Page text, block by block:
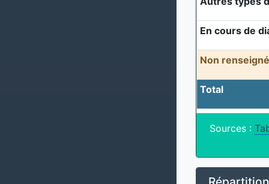
En cours de
Non
Total
Sources :